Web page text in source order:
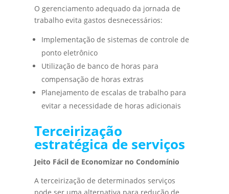
O gerenciamento adequado da jornada de
trabalho evita gastos desnecessários:
Implementação de sistemas de controle de
ponto eletrônico
Utilização de banco de horas para
compensação de horas extras
Planejamento de escalas de trabalho para
evitar a necessidade de horas adicionais
Terceirização
estratégica de serviços
Jeito Fácil de Economizar no Condomínio
A terceirização de determinados serviços
pode ser uma alternativa para redução de